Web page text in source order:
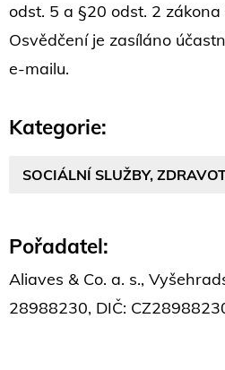
odst. 5 a §20 odst. 2
Osvědčení je zasíláno
e-mailu.
Kategorie:
SOCIÁLNÍ SLUŽBY,
Pořadatel:
Aliaves & Co. a. s.,
28988230, DIČ: